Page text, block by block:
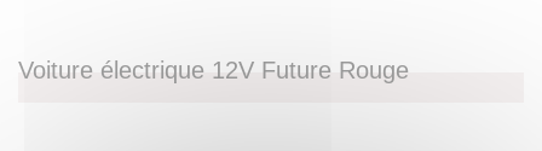
Voiture électrique 12V Future Rouge